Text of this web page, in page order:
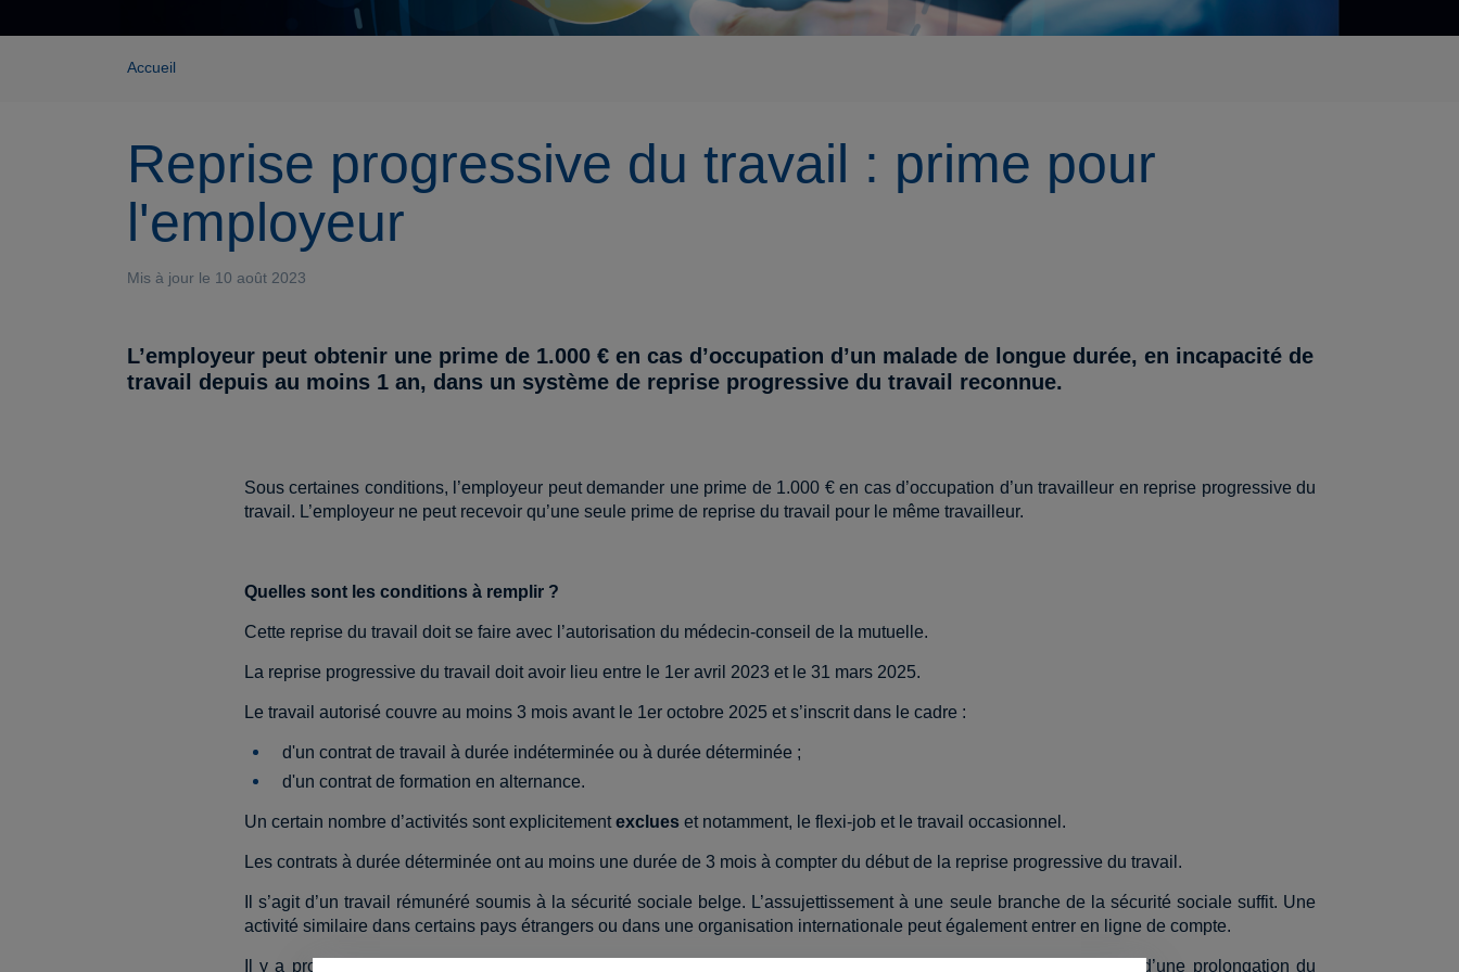
Accueil
Reprise progressive du travail : prime pour
l'employeur
Mis à jour le 10 août 2023
L’employeur peut obtenir une prime de 1.000 € en cas d’occupation d’un malade de longue durée, en incapacité de
travail depuis au moins 1 an, dans un système de reprise progressive du travail reconnue.
Sous certaines conditions, l’employeur peut demander une prime de 1.000 € en cas d’occupation d’un travailleur en reprise progressive du
travail. L’employeur ne peut recevoir qu’une seule prime de reprise du travail pour le même travailleur.
Quelles sont les conditions à remplir ?
Cette reprise du travail doit se faire avec l’autorisation du médecin-conseil de la mutuelle.
La reprise progressive du travail doit avoir lieu entre le 1er avril 2023 et le 31 mars 2025.
Le travail autorisé couvre au moins 3 mois avant le 1er octobre 2025 et s’inscrit dans le cadre :
d'un contrat de travail à durée indéterminée ou à durée déterminée ;
d'un contrat de formation en alternance.
Un certain nombre d’activités sont explicitementexclueset notamment, le flexi-job et le travail occasionnel.
Les contrats à durée déterminée ont au moins une durée de 3 mois à compter du début de la reprise progressive du travail.
Il s’agit d’un travail rémunéré soumis à la sécurité sociale belge. L’assujettissement à une seule branche de la sécurité sociale suffit. Une
activité similaire dans certains pays étrangers ou dans une organisation internationale peut également entrer en ligne de compte.
Il y a prolongation de la période de trois mois lorsqu’aucune heure de travail autorisé n’a été effectuée. Il s’agit d’une prolongation du